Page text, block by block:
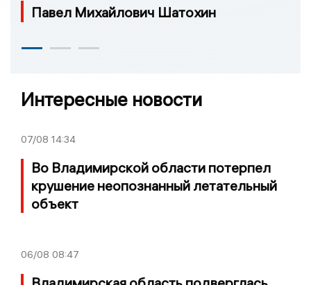
Павел Михайлович Шатохин
Интересные новости
07/08 14:34
Во Владимирской области потерпел
крушение неопознанный летательный
объект
06/08 08:47